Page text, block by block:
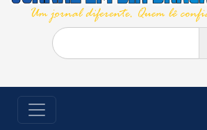
Pesquisar
por: